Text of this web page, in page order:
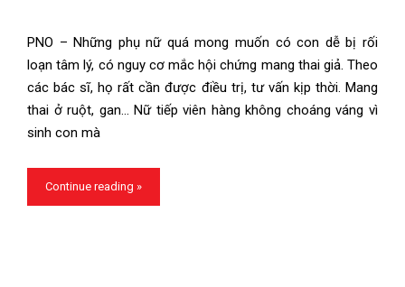
PNO – Những phụ nữ quá mong muốn có con dễ bị rối
loạn tâm lý, có nguy cơ mắc hội chứng mang thai giả. Theo
các bác sĩ, họ rất cần được điều trị, tư vấn kịp thời. Mang
thai ở ruột, gan… Nữ tiếp viên hàng không choáng váng vì
sinh con mà
Continue reading »